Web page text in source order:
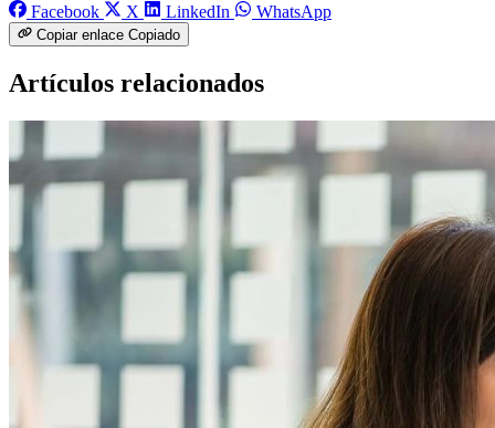
Facebook
X LinkedIn WhatsApp
Copiar enlace Copiado
Artículos relacionados